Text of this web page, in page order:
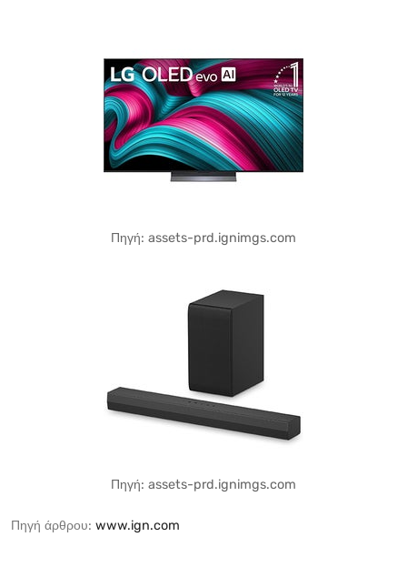
Πηγή: assets-prd.ignimgs.com
Πηγή: assets-prd.ignimgs.com
Πηγή άρθρου: www.ign.com